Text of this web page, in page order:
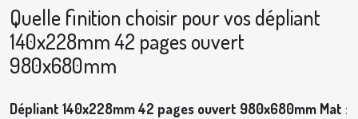
Quelle finition choisir pour vos dépliant
140x228mm 42 pages ouvert
980x680mm
Dépliant 140x228mm 42 pages ouvert 980x680mm Mat :